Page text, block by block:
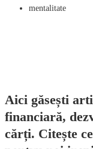
mentalitate
Aici găsești
financiară,
cărți. Citește